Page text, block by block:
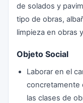
de solados y
tipo de obras,
limpieza en obras
Objeto Social
Laborar en el
concretamente
las clases de